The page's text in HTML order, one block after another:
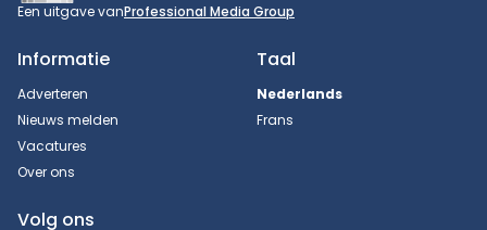
Een uitgave vanProfessional Media Group
Informatie
Adverteren
Nieuws melden
Vacatures
Over ons
Taal
Nederlands
Frans
Volg ons